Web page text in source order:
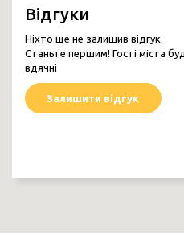
Відгуки
Ніхто ще не залишив відгук.
Станьте першим! Гості міста
вдячні
Залишити відгук